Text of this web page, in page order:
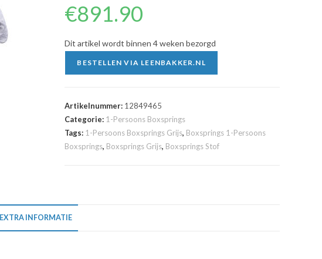
€891.90
Dit artikel wordt binnen 4 weken bezorgd
BESTELLEN VIA LEENBAKKER.NL
Artikelnummer: 12849465
Categorie: 1-Persoons Boxsprings
Tags: 1-Persoons Boxsprings Grijs, Boxsprings 1-Persoons
Boxsprings, Boxsprings Grijs, Boxsprings Stof
EXTRA INFORMATIE